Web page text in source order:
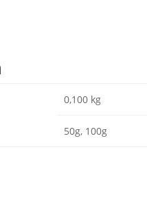
0,100 kg
50g, 100g